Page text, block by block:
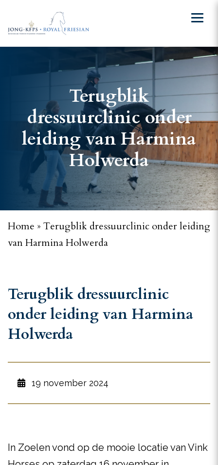
Terugblik
dressuurclinic onder
leiding van Harmina
Holwerda
Home » Terugblik dressuurclinic onder leiding
van Harmina Holwerda
Terugblik dressuurclinic
onder leiding van Harmina
Holwerda
19 november 2024
In Zoelen vond op de mooie locatie van Vink